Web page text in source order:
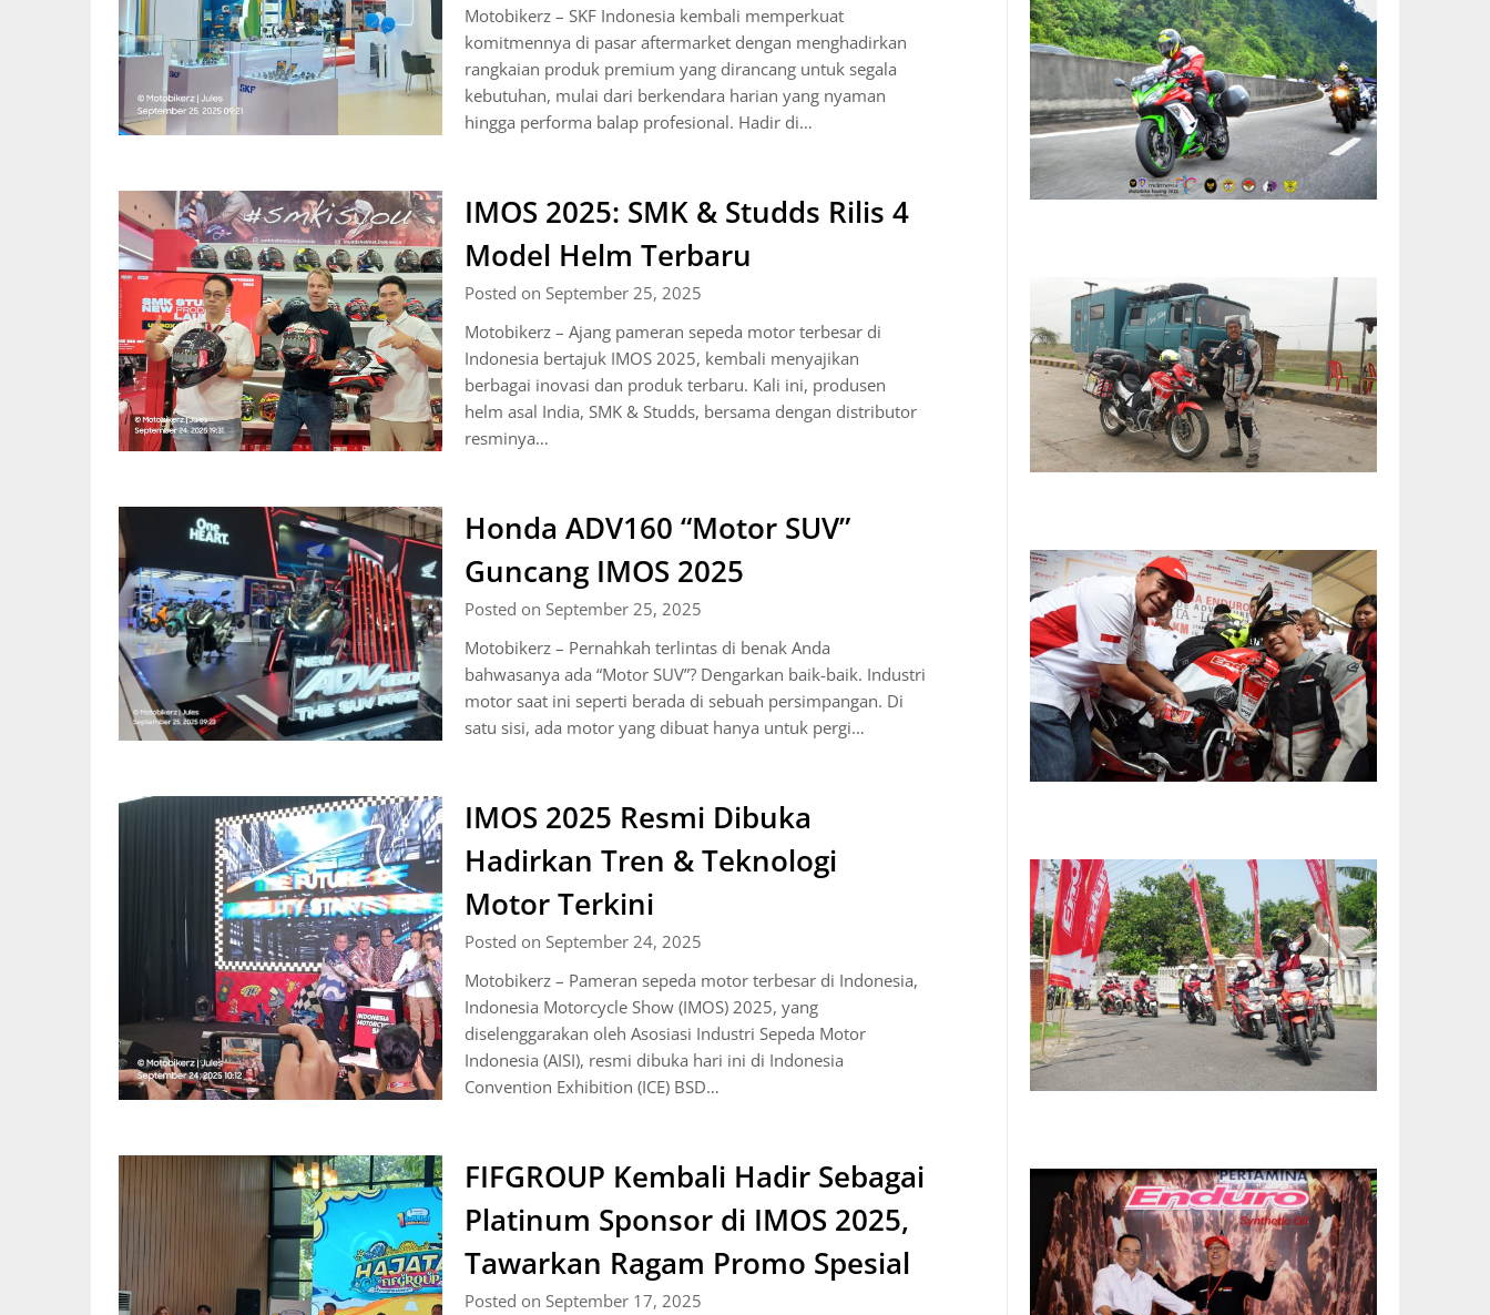
Motobikerz – SKF Indonesia kembali memperkuat
komitmennya di pasar aftermarket dengan menghadirkan
rangkaian produk premium yang dirancang untuk segala
kebutuhan, mulai dari berkendara harian yang nyaman
hingga performa balap profesional. Hadir di…
IMOS 2025: SMK & Studds Rilis 4
Model Helm Terbaru
Posted on September 25, 2025
Motobikerz – Ajang pameran sepeda motor terbesar di
Indonesia bertajuk IMOS 2025, kembali menyajikan
berbagai inovasi dan produk terbaru. Kali ini, produsen
helm asal India, SMK & Studds, bersama dengan distributor
resminya…
Honda ADV160 “Motor SUV”
Guncang IMOS 2025
Posted on September 25, 2025
Motobikerz – Pernahkah terlintas di benak Anda
bahwasanya ada “Motor SUV”? Dengarkan baik-baik. Industri
motor saat ini seperti berada di sebuah persimpangan. Di
satu sisi, ada motor yang dibuat hanya untuk pergi…
IMOS 2025 Resmi Dibuka
Hadirkan Tren & Teknologi
Motor Terkini
Posted on September 24, 2025
Motobikerz – Pameran sepeda motor terbesar di Indonesia,
Indonesia Motorcycle Show (IMOS) 2025, yang
diselenggarakan oleh Asosiasi Industri Sepeda Motor
Indonesia (AISI), resmi dibuka hari ini di Indonesia
Convention Exhibition (ICE) BSD…
FIFGROUP Kembali Hadir Sebagai
Platinum Sponsor di IMOS 2025,
Tawarkan Ragam Promo Spesial
Posted on September 17, 2025